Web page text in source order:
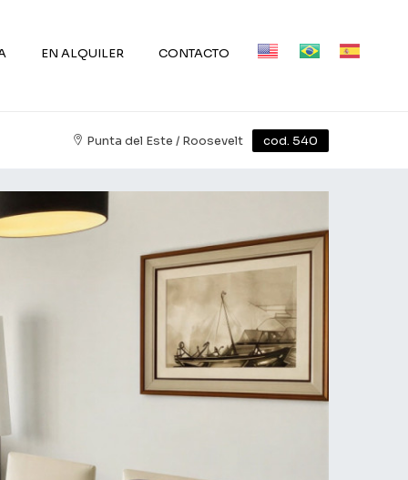
EN ALQUILER CONTACTO
Punta del Este / Roosevelt cod. 540